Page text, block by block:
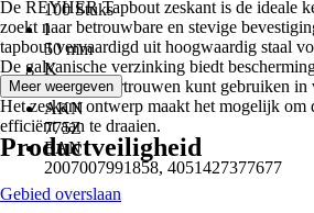
100 Stuks
I
50 mm
K
4 mm
AKN
775Z
EAN
2007007991858, 4051427377677
De REYHER Tapbout zeskant is de ideale
zoekt naar betrouwbare en stevige
tapbout vervaardigd uit hoogwaardig staal
De galvanische verzinking biedt
deze bout met vertrouwen kunt gebruiken
Het zeskant ontwerp maakt het mogelijk om
efficiënt aan te draaien.
Meer weergeven
Productveiligheid
Gebied overslaan